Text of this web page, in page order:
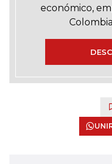
económico,